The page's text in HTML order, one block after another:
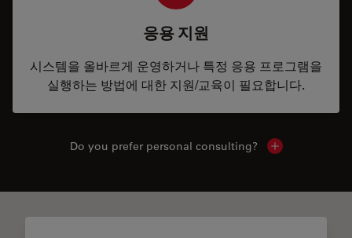
응용 지원
시스템을 올바르게 운영하거나 특정 응용 프로그램을
실행하는 방법에 대한 지원/교육이 필요합니다.
Do you prefer personal consulting? Show local